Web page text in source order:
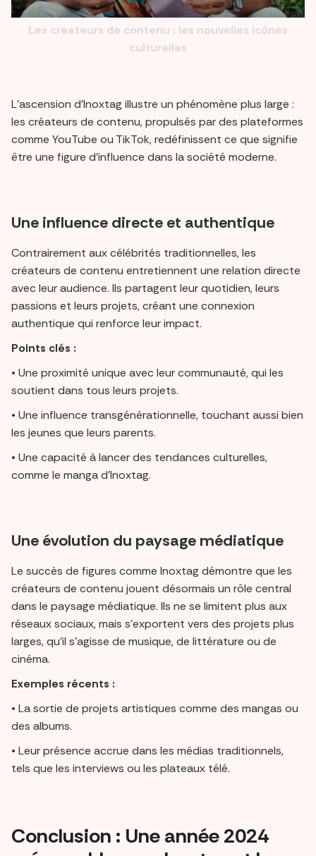
Les créateurs de contenu : les nouvelles icônes
culturelles
L’ascension d’Inoxtag illustre un phénomène plus large :
les créateurs de contenu, propulsés par des plateformes
comme YouTube ou TikTok, redéfinissent ce que signifie
être une figure d’influence dans la société moderne.
Une influence directe et authentique
Contrairement aux célébrités traditionnelles, les
créateurs de contenu entretiennent une relation directe
avec leur audience. Ils partagent leur quotidien, leurs
passions et leurs projets, créant une connexion
authentique qui renforce leur impact.
Points clés :
• Une proximité unique avec leur communauté, qui les
soutient dans tous leurs projets.
• Une influence transgénérationnelle, touchant aussi bien
les jeunes que leurs parents.
• Une capacité à lancer des tendances culturelles,
comme le manga d’Inoxtag.
Une évolution du paysage médiatique
Le succès de figures comme Inoxtag démontre que les
créateurs de contenu jouent désormais un rôle central
dans le paysage médiatique. Ils ne se limitent plus aux
réseaux sociaux, mais s’exportent vers des projets plus
larges, qu’il s’agisse de musique, de littérature ou de
cinéma.
Exemples récents :
• La sortie de projets artistiques comme des mangas ou
des albums.
• Leur présence accrue dans les médias traditionnels,
tels que les interviews ou les plateaux télé.
Conclusion : Une année 2024